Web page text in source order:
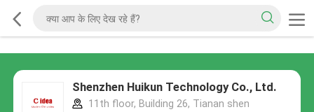
Shenzhen Huikun Technology Co., Ltd.
11th floor, Building 26, Tianan shen